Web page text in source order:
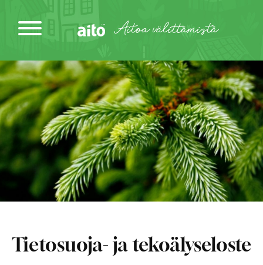
sisältöön
Aitoa välittämistä
Tietosuoja- ja tekoälyseloste